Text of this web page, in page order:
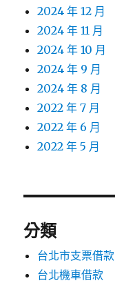
2024 年 12 月
2024 年 11 月
2024 年 10 月
2024 年 9 月
2024 年 8 月
2022 年 7 月
2022 年 6 月
2022 年 5 月
分類
台北市支票借款
台北機車借款